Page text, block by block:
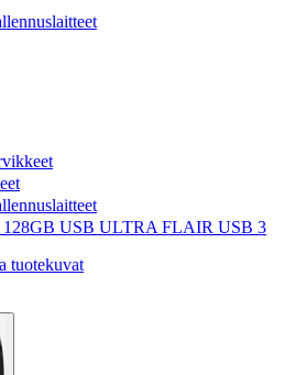
USB ULTRA FLAIR USB 3
tuotekuvat